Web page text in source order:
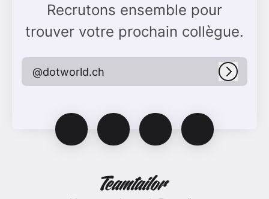
Recrutons ensemble pour
trouver votre prochain collègue.
@dotworld.ch